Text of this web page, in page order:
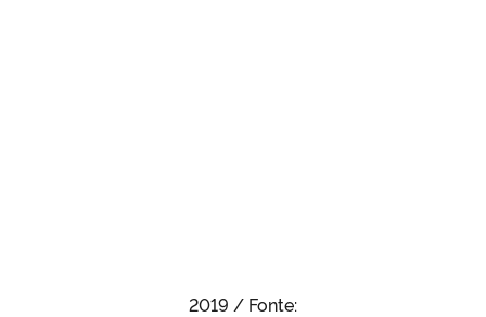
2019 / Fonte: